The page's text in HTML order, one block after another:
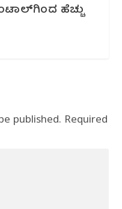
ಹೆಚ್ಚು
published. Required